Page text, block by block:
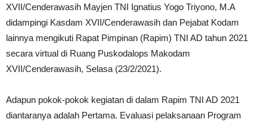
XVII/Cenderawasih Mayjen TNI Ignatius Yogo Triyono, M.A
didampingi Kasdam XVII/Cenderawasih dan Pejabat Kodam
lainnya mengikuti Rapat Pimpinan (Rapim) TNI AD tahun 2021
secara virtual di Ruang Puskodalops Makodam
XVII/Cenderawasih, Selasa (23/2/2021).
Adapun pokok-pokok kegiatan di dalam Rapim TNI AD 2021
diantaranya adalah Pertama. Evaluasi pelaksanaan Program